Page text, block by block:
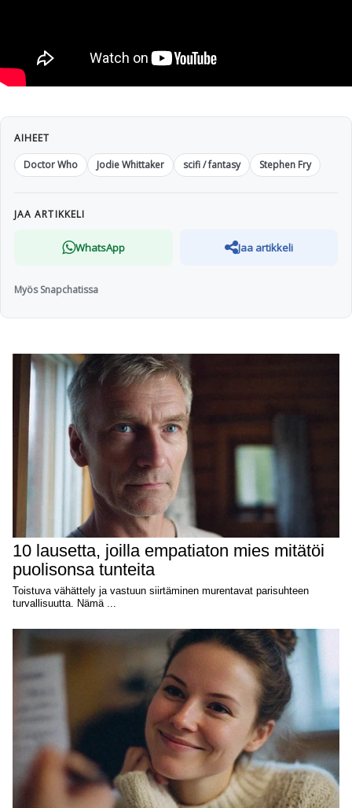
AIHEET
Doctor Who
Jodie Whittaker scifi / fantasy Stephen Fry
JAA ARTIKKELI
WhatsApp Jaa artikkeli
Myös Snapchatissa